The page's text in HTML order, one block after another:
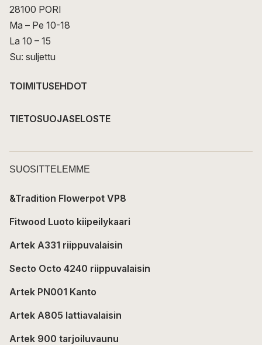
28100 PORI
Ma – Pe 10-18
La 10 – 15
Su: suljettu
TOIMITUSEHDOT
TIETOSUOJASELOSTE
SUOSITTELEMME
&Tradition Flowerpot VP8
Fitwood Luoto kiipeilykaari
Artek A331 riippuvalaisin
Secto Octo 4240 riippuvalaisin
Artek PN001 Kanto
Artek A805 lattiavalaisin
Artek 900 tarjoiluvaunu